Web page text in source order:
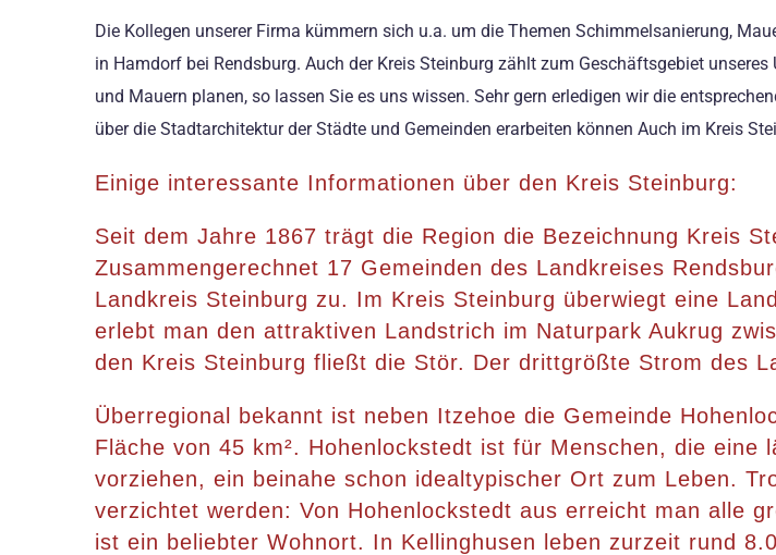
Die Kollegen unserer Firma kümmern sich u.a. um die Themen Schimmelsanierung,
in Hamdorf bei Rendsburg. Auch der Kreis Steinburg zählt zum Geschäftsgebiet
und Mauern planen, so lassen Sie es uns wissen. Sehr gern erledigen wir die
über die Stadtarchitektur der Städte und Gemeinden erarbeiten können Auch im Kreis
Einige interessante Informationen über den Kreis Steinburg:
Seit dem Jahre 1867 trägt die Region die Bezeichnung Kreis
Zusammengerechnet 17 Gemeinden des Landkreises
Landkreis Steinburg zu. Im Kreis Steinburg überwiegt eine
erlebt man den attraktiven Landstrich im Naturpark Aukrug
den Kreis Steinburg fließt die Stör. Der drittgrößte Strom des
Überregional bekannt ist neben Itzehoe die Gemeinde
Fläche von 45 km². Hohenlockstedt ist für Menschen, die
vorziehen, ein beinahe schon idealtypischer Ort zum Leben.
verzichtet werden: Von Hohenlockstedt aus erreicht man alle
ist ein beliebter Wohnort. In Kellinghusen leben zurzeit rund